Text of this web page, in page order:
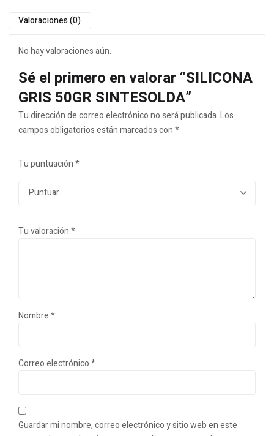
Valoraciones (0)
No hay valoraciones aún.
Sé el primero en valorar “SILICONA
GRIS 50GR SINTESOLDA”
Tu dirección de correo electrónico no será publicada.Los
campos obligatorios están marcados con*
Tu puntuación*
Tu valoración*
Nombre*
Correo electrónico*
Guardar mi nombre, correo electrónico y sitio web en este